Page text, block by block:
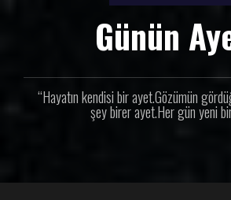
Günün
“Hayatın kendisi bir ayet.Gözümün
şey birer ayet.Her gün yeni